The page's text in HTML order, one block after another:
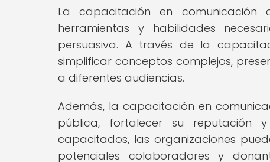
La capacitación en
herramientas y habilidades
persuasiva. A través de la
simplificar conceptos complejos,
a diferentes audiencias.
Además, la capacitación en
pública, fortalecer su reputación
capacitados, las organizaciones
potenciales colaboradores y